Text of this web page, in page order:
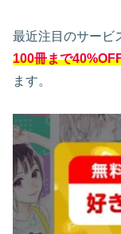
最近注目のサービ
100冊まで
ます。